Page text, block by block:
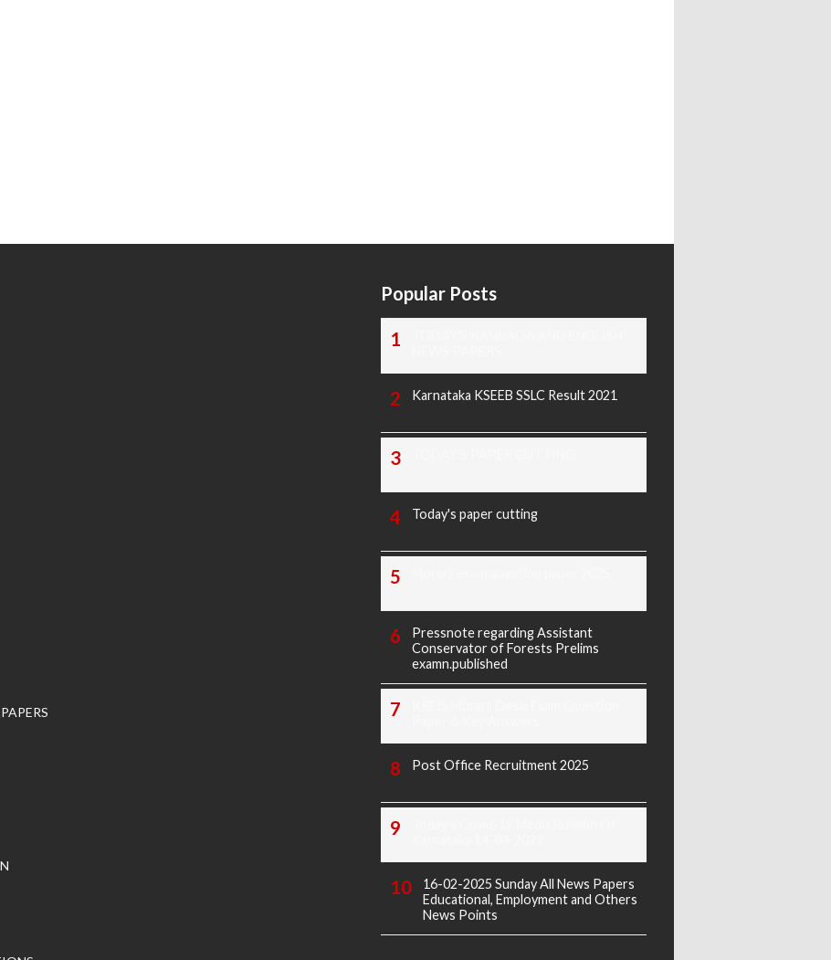
Popular Posts
Karnataka KSEEB SSLC Result 2021
Today's paper cutting
Pressnote regarding Assistant
Conservator of Forests Prelims
examn.published
Post Office Recruitment 2025
16-02-2025 Sunday All News Papers
Educational, Employment and Others
News Points